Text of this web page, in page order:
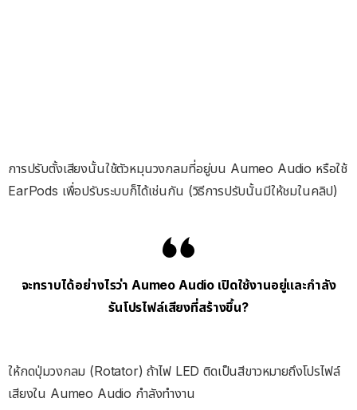
การปรับตั้งเสียงนั้นใช้ตัวหมุนวงกลมที่อยู่บน Aumeo Audio หรือใช้
EarPods เพื่อปรับระบบก็ได้เช่นกัน (วิธีการปรับนั้นมีให้ชมในคลิป)
จะทราบได้อย่างไรว่า Aumeo Audio เปิดใช้งานอยู่และกำลัง
รันโปรไฟล์เสียงที่สร้างขึ้น?
ให้กดปุ่มวงกลม (Rotator) ถ้าไฟ LED ติดเป็นสีขาวหมายถึงโปรไฟล์
เสียงใน Aumeo Audio กำลังทำงาน